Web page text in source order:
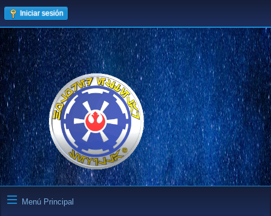
Iniciar sesión
Menú Principal